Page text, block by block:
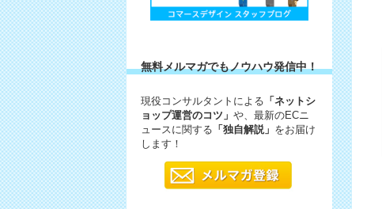
無料メルマガでもノウハウ発信中！
現役コンサルタントによる 「ネットシ
ョップ運営のコツ」 や、最新のECニ
ュースに関する 「独自解説」 をお届け
します！